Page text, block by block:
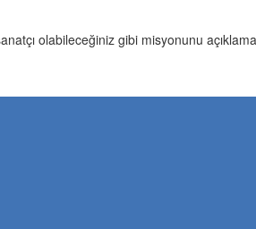
olabileceğiniz gibi misyonunu